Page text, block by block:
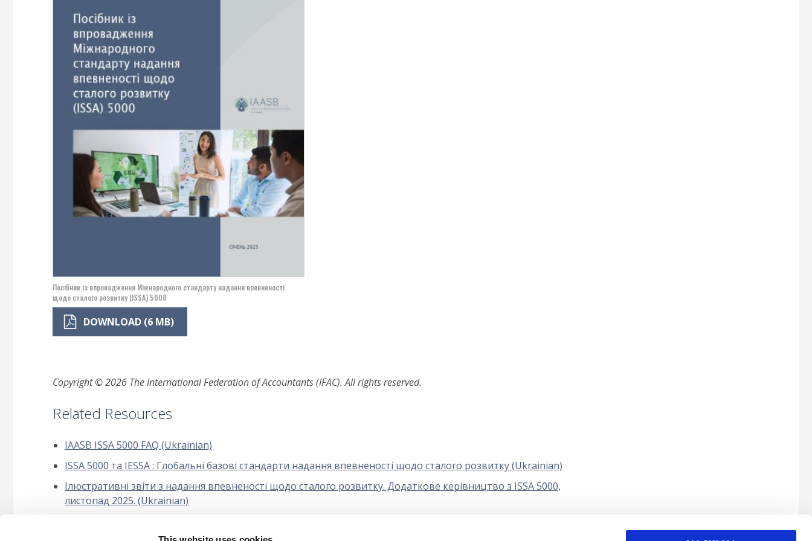
Посібник із впровадження Міжнародного стандарту надання впевненості
щодо сталого розвитку (ISSA) 5000
DOWNLOAD (6 MB)
Copyright © 2026 The International Federation of Accountants (IFAC). All rights reserved.
Related Resources
IAASB ISSA 5000 FAQ (Ukrainian)
ISSA 5000 та IESSA : Глобальні базові стандарти надання впевненості щодо сталого розвитку (Ukrainian)
Ілюстративні звіти з надання впевненості щодо сталого розвитку. Додаткове керівництво з ISSA 5000,
листопад 2025. (Ukrainian)